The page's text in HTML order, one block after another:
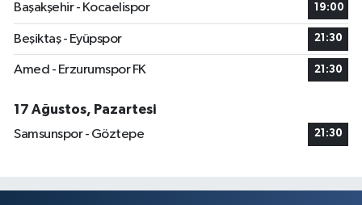
Başakşehir - Kocaelispor
19:00
Beşiktaş - Eyüpspor 21:30
Amed - Erzurumspor FK 21:30
17 Ağustos, Pazartesi
Samsunspor - Göztepe
21:30